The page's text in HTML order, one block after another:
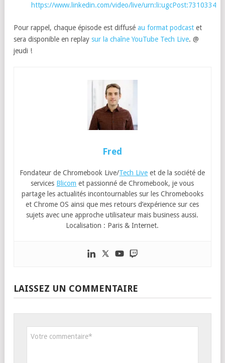
https://www.linkedin.com/video/live/
Pour rappel, chaque épisode est diffusé au format podcast et
sera disponible en replay sur la chaîne YouTube Tech Live. @
jeudi !
Fred
Fondateur de Chromebook Live/Tech Live et de la société de
services Blicom et passionné de Chromebook, je vous
partage les actualités incontournables sur les Chromebooks
et Chrome OS ainsi que mes retours d’expérience sur ces
sujets avec une approche utilisateur mais business aussi.
Localisation : Paris & Internet.
LAISSEZ UN COMMENTAIRE